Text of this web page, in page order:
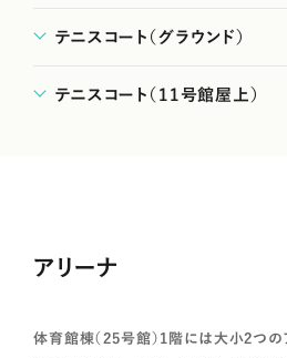
テニスコート（グラウンド）
テニスコート（11号館屋上）
アリーナ
体育館棟（25号館）1階には大小2つの